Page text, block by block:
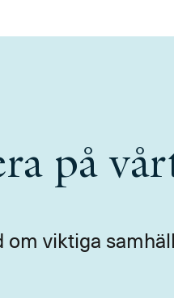
på
om viktiga